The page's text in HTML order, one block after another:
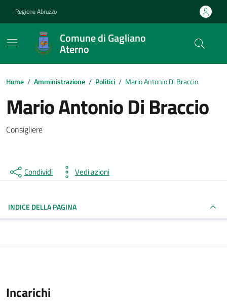
Regione Abruzzo
Comune di Gagliano
Aterno
Contenuti in evidenza
Home / Amministrazione / Politici / Mario Antonio Di Braccio
Mario Antonio Di Braccio
Consigliere
Condividi Vedi azioni
INDICE DELLA PAGINA
Incarichi